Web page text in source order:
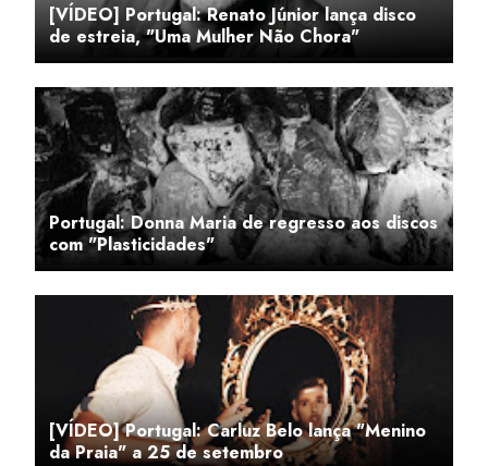
[VÍDEO] Portugal: Renato Júnior lança disco
de estreia, "Uma Mulher Não Chora"
Portugal: Donna Maria de regresso aos discos
com "Plasticidades"
[VÍDEO] Portugal: Carluz Belo lança "Menino
da Praia" a 25 de setembro